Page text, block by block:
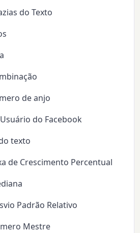
do Texto
de anjo
do Facebook
texto
de Crescimento Percentual
Padrão Relativo
Mestre